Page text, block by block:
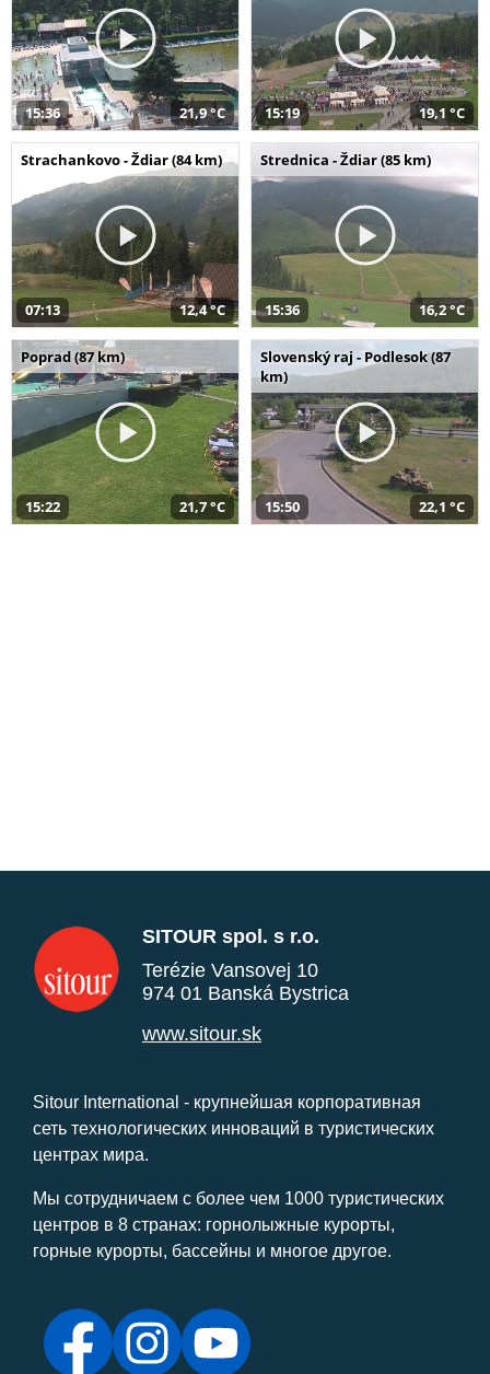
15:36 21,9 °C 15:19 19,1 °C
Strachankovo - Ždiar (84 km)
07:13 12,4 °C
Strednica - Ždiar (85 km)
15:36 16,2 °C
Poprad (87 km)
15:22 21,7 °C
Slovenský raj - Podlesok (87
km)
15:50 22,1 °C
SITOUR spol. s r.o.
Terézie Vansovej 10
974 01 Banská Bystrica
www.sitour.sk
Sitour International - крупнейшая корпоративная
сеть технологических инноваций в туристических
центрах мира.
Мы сотрудничаем с более чем 1000 туристических
центров в 8 странах: горнолыжные курорты,
горные курорты, бассейны и многое другое.